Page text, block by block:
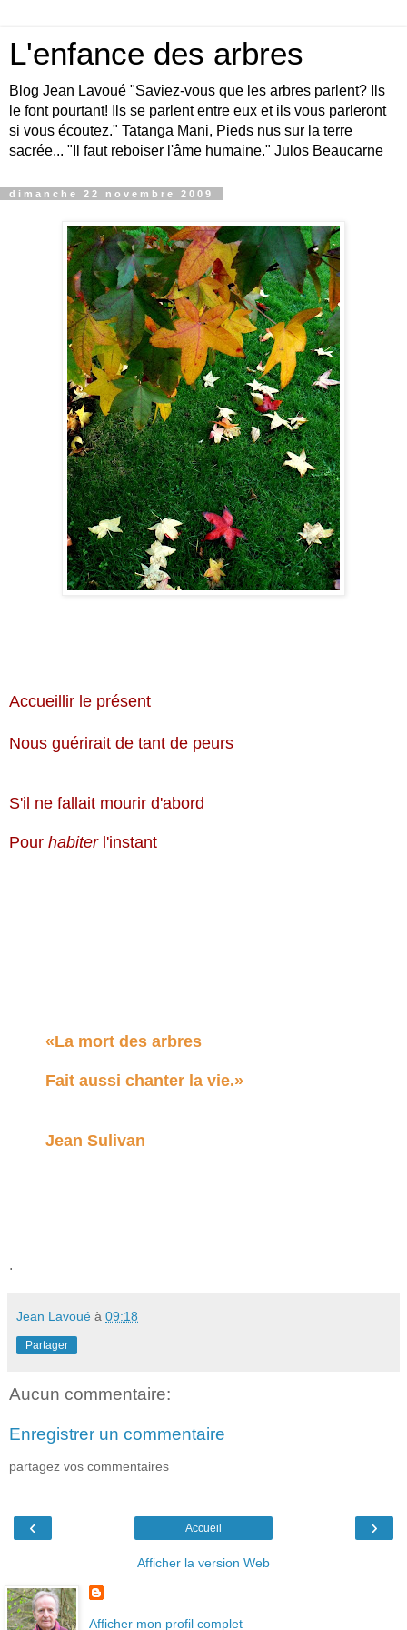
L'enfance des arbres
Blog Jean Lavoué "Saviez-vous que les arbres parlent? Ils
le font pourtant! Ils se parlent entre eux et ils vous parleront
si vous écoutez." Tatanga Mani, Pieds nus sur la terre
sacrée... "Il faut reboiser l'âme humaine." Julos Beaucarne
dimanche 22 novembre 2009
Accueillir le présent
Nous guérirait de tant de peurs
S'il ne fallait mourir d'abord
Pour habiterl'instant
«La mort des arbres
Fait aussi chanter la vie.»
Jean Sulivan
.
Jean Lavoué à 09:18
Partager
Aucun commentaire:
Enregistrer un commentaire
partagez vos commentaires
‹ ›
Accueil
Afficher la version Web
Afficher mon profil complet